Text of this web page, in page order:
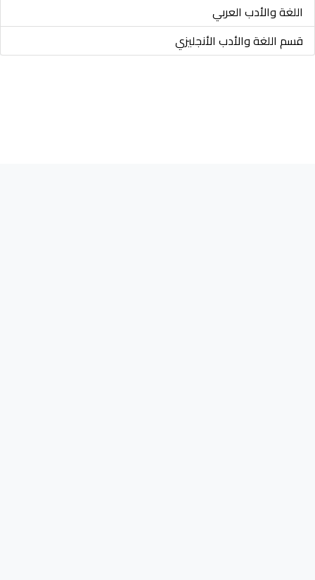
اللغة والأدب العربي
قسم اللغة والأدب الأنجليزي